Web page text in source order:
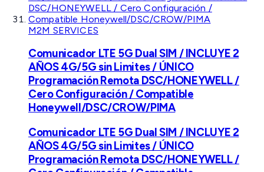
M2M SERVICES
Comunicador LTE 5G Dual SIM / INCLUYE 2
AÑOS 4G/5G sin Limites / ÚNICO
Programación Remota DSC/HONEYWELL /
Cero Configuración / Compatible
Honeywell/DSC/CROW/PIMA
Comunicador LTE 5G Dual SIM / INCLUYE 2
AÑOS 4G/5G sin Limites / ÚNICO
Programación Remota DSC/HONEYWELL /